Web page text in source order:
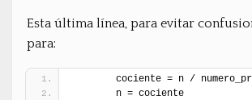
Esta última línea, para evitar
para:
cociente = n /
        n = cociente